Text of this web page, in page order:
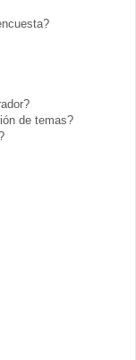
de temas?